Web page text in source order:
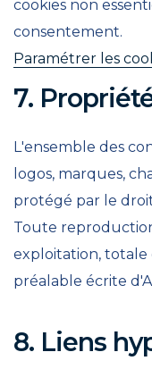
cookies non
consentement.
Paramétrer les
7.
L'ensemble des
logos, marques,
protégé par le
Toute
exploitation, totale
préalable écrite
8. Liens